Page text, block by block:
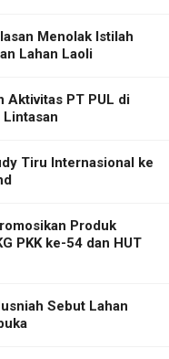
Menolak Istilah
Lahan Laoli
Aktivitas PT PUL di
Tiru Internasional ke
Produk
PKK ke-54 dan HUT
Sebut Lahan